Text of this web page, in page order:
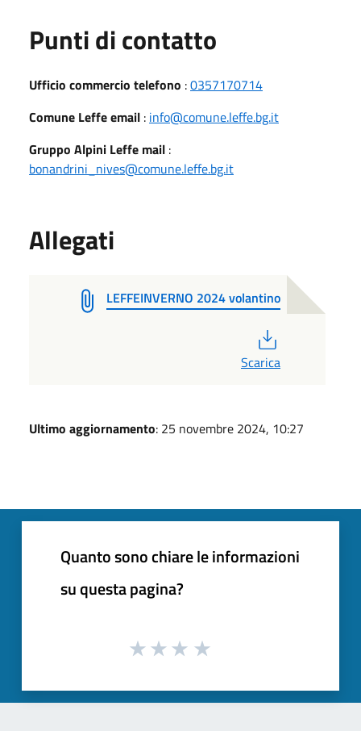
Punti di contatto
Ufficio commercio telefono :0357170714
Comune Leffe email : info@comune.leffe.bg.it
Gruppo Alpini Leffe mail :
bonandrini_nives@comune.leffe.bg.it
Allegati
LEFFEINVERNO 2024 volantino
Scarica
Ultimo aggiornamento: 25 novembre 2024, 10:27
Quanto sono chiare le informazioni
su questa pagina?